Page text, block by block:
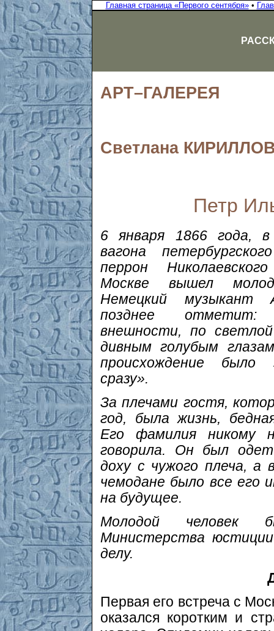
Главная страница «Первого сентября»•
АРТ–ГАЛЕРЕЯ
Светлана
Петр
6 января 1866 года,
вагона
перрон
Москве вышел
Немецкий музыкант
позднее
внешности, по
дивным голубым
происхождение
сразу».
За плечами гостя,
год, была жизнь,
Его фамилия никому
говорила. Он был
доху с чужого плеча, а
чемодане было все его
на будущее.
Молодой человек
Министерства
делу.
Первая его встреча с
оказался коротким и